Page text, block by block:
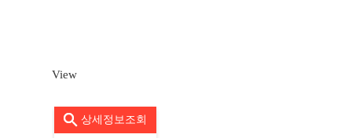
View
상세정보조회